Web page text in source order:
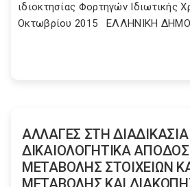
ιδιοκτησίας Φορτηγών Ιδιωτικής
Οκτωβρίου 2015 ΕΛΛΗΝΙΚΗ
ΑΛΛΑΓΕΣ ΣΤΗ
ΔΙΚΑΙΟΛΟΓΗΤΙΚΑ
ΜΕΤΑΒΟΛΗΣ ΣΤΟΙΧΕΙΩΝ
ΜΕΤΑΒΟΛΗΣ ΚΑΙ